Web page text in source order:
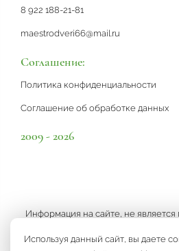
Используя данный сайт, вы даете
8 922 188-21-81
maestrodveri66@mail.ru
Соглашение:
Политика конфиденциальности
Соглашение об обработке данных
2009 - 2026
Информация на сайте, не
рекламой, а носит
изменена по